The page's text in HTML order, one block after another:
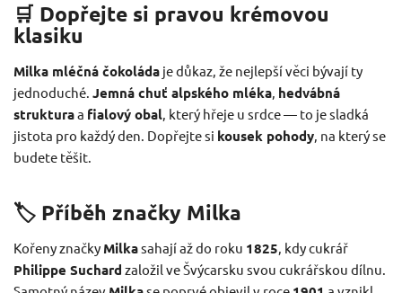
🛒 Dopřejte si pravou krémovou
klasiku
Milka mléčná čokoláda je důkaz, že nejlepší věci bývají ty
jednoduché. Jemná chuť alpského mléka, hedvábná
strukturaa fialový obal, který hřeje u srdce — to je sladká
jistota pro každý den. Dopřejte si kousek pohody, na který se
budete těšit.
🏷️ Příběh značky Milka
Kořeny značky Milkasahají až do roku 1825, kdy cukrář
Philippe Suchard založil ve Švýcarsku svou cukrářskou dílnu.